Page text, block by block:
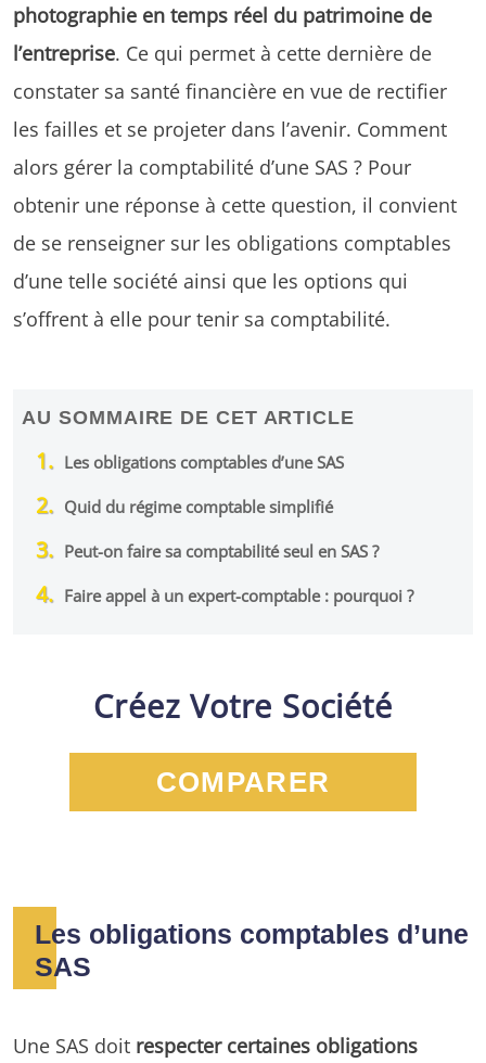
photographie en temps réel du patrimoine de
l’entreprise. Ce qui permet à cette dernière de
constater sa santé financière en vue de rectifier
les failles et se projeter dans l’avenir. Comment
alors gérer la comptabilité d’une SAS ? Pour
obtenir une réponse à cette question, il convient
de se renseigner sur les obligations comptables
d’une telle société ainsi que les options qui
s’offrent à elle pour tenir sa comptabilité.
AU SOMMAIRE DE CET ARTICLE
Les obligations comptables d’une SAS
Quid du régime comptable simplifié
Peut-on faire sa comptabilité seul en SAS ?
Faire appel à un expert-comptable : pourquoi ?
Créez Votre Société
COMPARER
Les obligations comptables d’une
SAS
Une SAS doit respecter certaines obligations